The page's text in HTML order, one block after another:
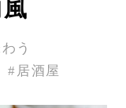
う
#居酒屋